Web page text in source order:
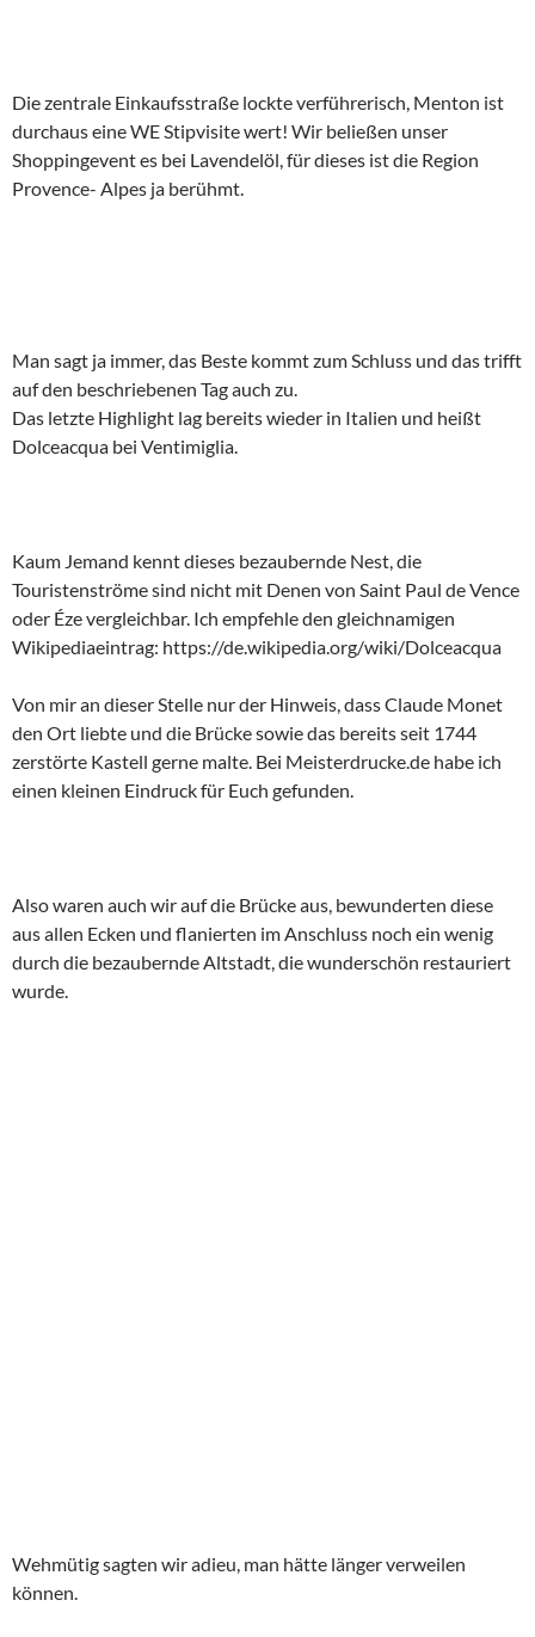
Die zentrale Einkaufsstraße lockte verführerisch, Menton ist
durchaus eine WE Stipvisite wert! Wir beließen unser
Shoppingevent es bei Lavendelöl, für dieses ist die Region
Provence- Alpes ja berühmt.
Man sagt ja immer, das Beste kommt zum Schluss und das trifft
auf den beschriebenen Tag auch zu.
Das letzte Highlight lag bereits wieder in Italien und heißt
Dolceacqua bei Ventimiglia.
Kaum Jemand kennt dieses bezaubernde Nest, die
Touristenströme sind nicht mit Denen von Saint Paul de Vence
oder Éze vergleichbar. Ich empfehle den gleichnamigen
Wikipediaeintrag: https://de.wikipedia.org/wiki/Dolceacqua
Von mir an dieser Stelle nur der Hinweis, dass Claude Monet
den Ort liebte und die Brücke sowie das bereits seit 1744
zerstörte Kastell gerne malte. Bei Meisterdrucke.de habe ich
einen kleinen Eindruck für Euch gefunden.
Also waren auch wir auf die Brücke aus, bewunderten diese
aus allen Ecken und flanierten im Anschluss noch ein wenig
durch die bezaubernde Altstadt, die wunderschön restauriert
wurde.
Wehmütig sagten wir adieu, man hätte länger verweilen
können.